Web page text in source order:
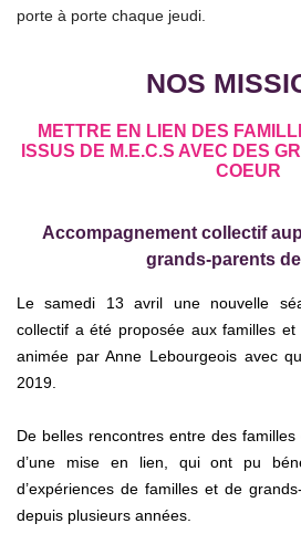
porte à porte chaque jeudi.
NOS
METTRE EN LIEN DES
ISSUS DE M.E.C.S AVEC DES
COEUR
Accompagnement collectif
grands-parents
Le samedi 13 avril une nouvelle
collectif a été proposée aux familles
animée par Anne Lebourgeois avec
2019.
De belles rencontres entre des
d’une mise en lien, qui ont pu
d’expériences de familles et de
depuis plusieurs années.